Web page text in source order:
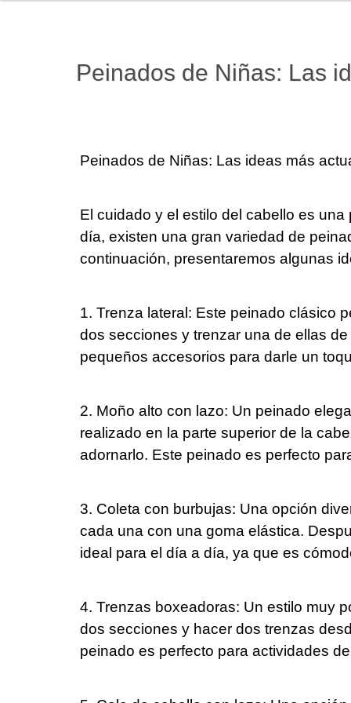
Peinados de Niñas: Las
Peinados de Niñas: Las ideas más
El cuidado y el estilo del cabello es
día, existen una gran variedad de
continuación, presentaremos algunas
1. Trenza lateral: Este peinado clásico
dos secciones y trenzar una de ellas
pequeños accesorios para darle un
2. Moño alto con lazo: Un peinado
realizado en la parte superior de la
adornarlo. Este peinado es perfecto
3. Coleta con burbujas: Una opción
cada una con una goma elástica.
ideal para el día a día, ya que es
4. Trenzas boxeadoras: Un estilo muy
dos secciones y hacer dos trenzas
peinado es perfecto para actividades